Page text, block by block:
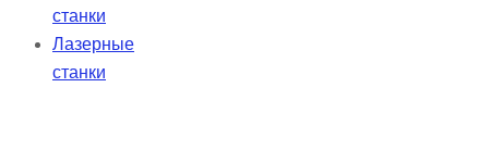
станки
Лазерные
станки